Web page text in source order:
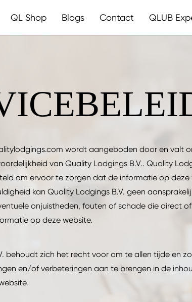
QL Shop Blogs Contact QLUB
wordt aangeboden door en valt
van Quality Lodgings B.V.. Quality
om ervoor te zorgen dat de informatie op deze
kan Quality Lodgings B.V. geen
onjuistheden, fouten of schade die direct
op deze website.
behoudt zich het recht voor om te allen tijde en
en/of verbeteringen aan te brengen in de